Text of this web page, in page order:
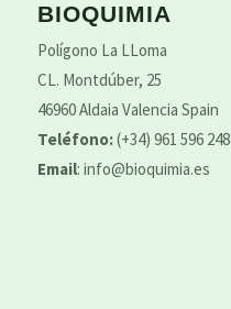
BIOQUIMIA
Polígono La LLoma
CL. Montdúber, 25
46960 Aldaia Valencia Spain
Teléfono:(+34) 961 596 248
Email: info@bioquimia.es